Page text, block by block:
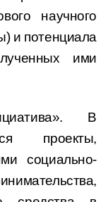
научного
и потенциала
ими
В
проекты,
социально-